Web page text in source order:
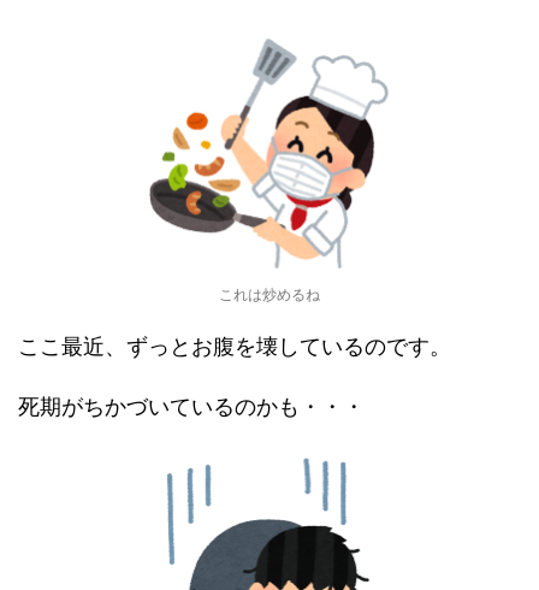
これは炒めるね
ここ最近、ずっとお腹を壊しているのです。
死期がちかづいているのかも・・・